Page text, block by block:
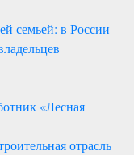
семьей: в России
«Лесная
отрасль